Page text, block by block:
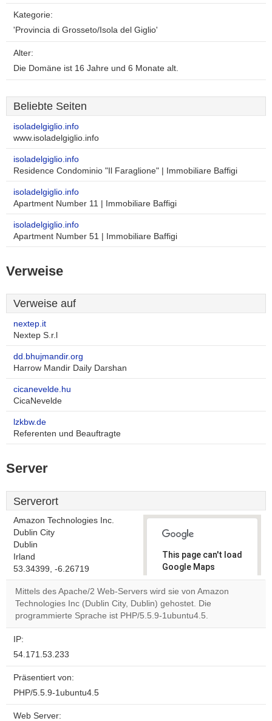
Kategorie:
'Provincia di Grosseto/Isola del Giglio'
Alter:
Die Domäne ist 16 Jahre und 6 Monate alt.
Beliebte Seiten
isoladelgiglio.info
www.isoladelgiglio.info
isoladelgiglio.info
Residence Condominio "Il Faraglione" | Immobiliare Baffigi
isoladelgiglio.info
Apartment Number 11 | Immobiliare Baffigi
isoladelgiglio.info
Apartment Number 51 | Immobiliare Baffigi
Verweise
Verweise auf
nextep.it
Nextep S.r.l
dd.bhujmandir.org
Harrow Mandir Daily Darshan
cicanevelde.hu
CicaNevelde
lzkbw.de
Referenten und Beauftragte
Server
Serverort
Amazon Technologies Inc.
Dublin City
Dublin
Irland
53.34399, -6.26719
This page can't load
Google Maps
correctly.
Do you
own this
Mittels des Apache/2 Web-Servers wird sie von Amazon
Technologies Inc (Dublin City, Dublin) gehostet. Die
programmierte Sprache ist PHP/5.5.9-1ubuntu4.5.
IP:
54.171.53.233
Präsentiert von:
PHP/5.5.9-1ubuntu4.5
Web Server: